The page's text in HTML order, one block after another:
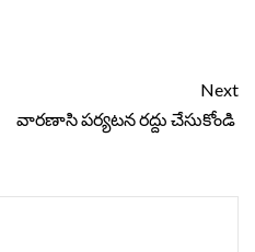
Next
వార‌ణాసి ప‌ర్య‌ట‌న రద్దు చేసుకోండి